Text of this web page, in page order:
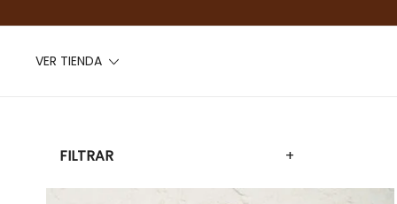
VER TIENDA
FILTRAR +